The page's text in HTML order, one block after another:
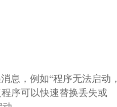
息，例如“程序无法启动，
序可以快速替换丢失或